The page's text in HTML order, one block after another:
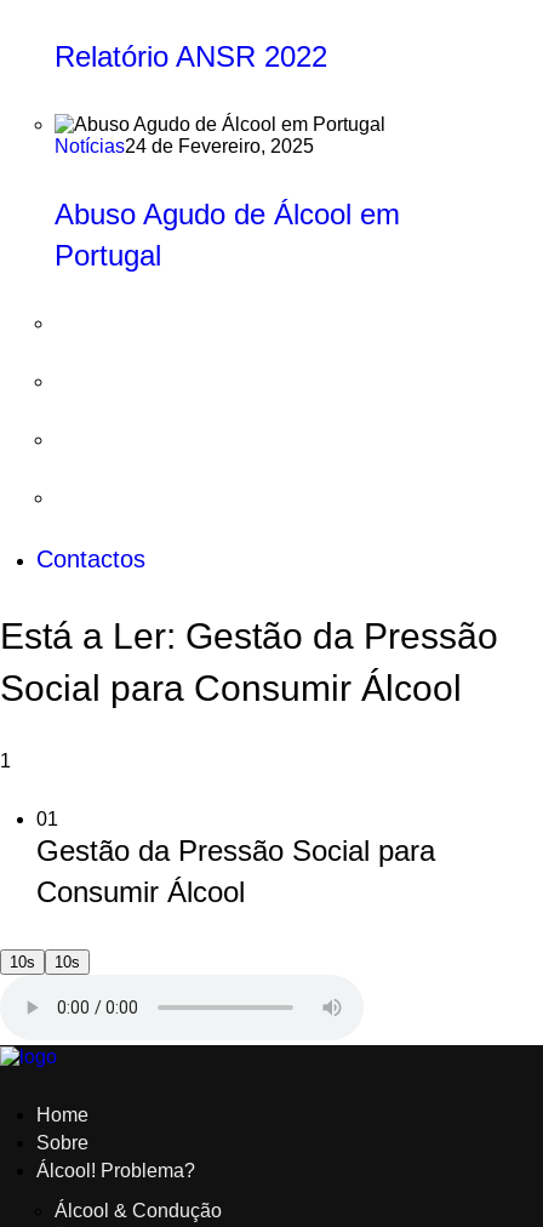
Relatório ANSR 2022
Notícias24 de Fevereiro, 2025
Abuso Agudo de Álcool em
Portugal
Contactos
Está a Ler: Gestão da Pressão
Social para Consumir Álcool
1
01
Gestão da Pressão Social para
Consumir Álcool
10s 10s
Home
Sobre
Álcool! Problema?
Álcool & Condução